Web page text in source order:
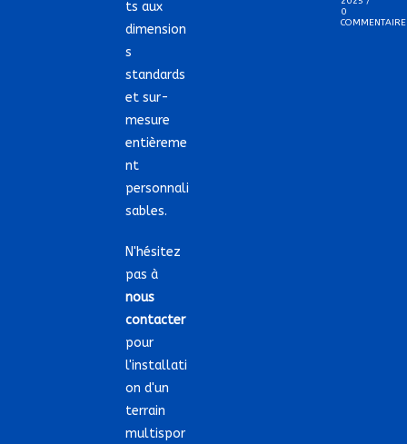
ts aux
dimension
s
standards
et sur-
mesure
entièreme
nt
personnali
sables.
N'hésitez
pas à
nous
contacter
pour
l'installati
on d'un
terrain
multispor
0
COMMENTAIRE